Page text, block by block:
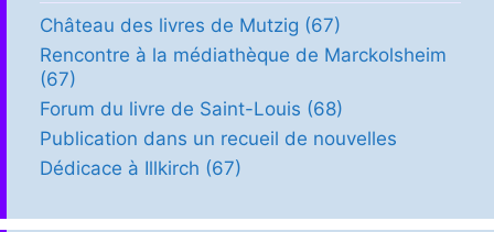
Château des livres de Mutzig (67)
Rencontre à la médiathèque de Marckolsheim
(67)
Forum du livre de Saint-Louis (68)
Publication dans un recueil de nouvelles
Dédicace à Illkirch (67)